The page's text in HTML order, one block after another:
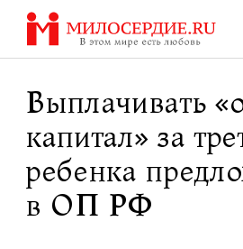
Перейти
содержанию
Выплачивать
капитал» за
ребенка
в ОП РФ